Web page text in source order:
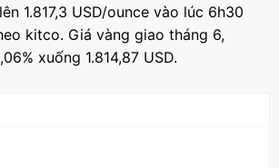
1.817,3 USD/ounce vào lúc 6h30
kitco. Giá vàng giao tháng 6,
xuống 1.814,87 USD.